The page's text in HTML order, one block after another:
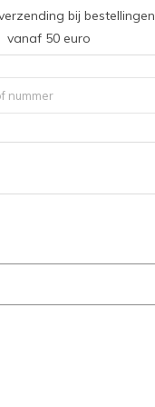
bij bestellingen
vanaf 50 euro